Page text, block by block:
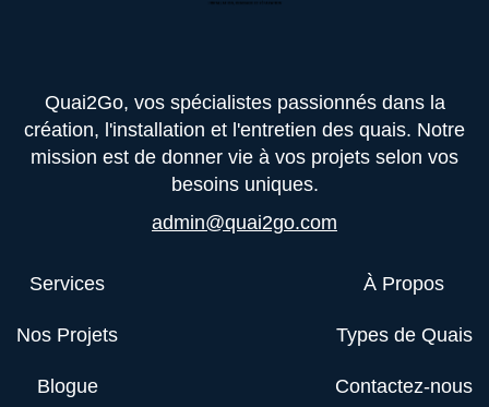
Quai2Go, vos spécialistes passionnés dans la
création, l'installation et l'entretien des quais. Notre
mission est de donner vie à vos projets selon vos
besoins uniques.
admin@quai2go.com
Services
Nos Projets
Blogue
À Propos
Types de Quais
Contactez-nous